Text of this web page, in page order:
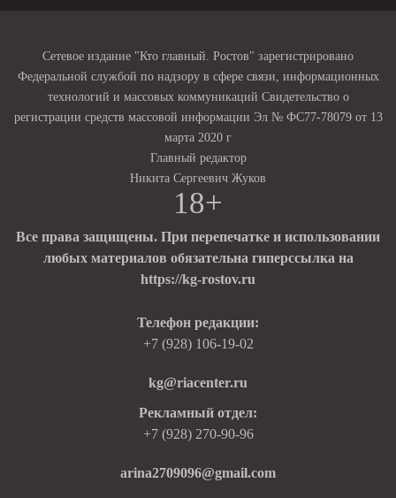
Сетевое издание "Кто главный. Ростов" зарегистрировано
Федеральной службой по надзору в сфере связи, информационных
технологий и массовых коммуникаций Свидетельство о
регистрации средств массовой информации Эл № ФС77-78079 от 13
марта 2020 г
Главный редактор
Никита Сергеевич Жуков
18+
Все права защищены. При перепечатке и использовании
любых материалов обязательна гиперссылка на
https://kg-rostov.ru
Телефон редакции:
+7 (928) 106-19-02
kg@riacenter.ru
Рекламный отдел:
+7 (928) 270-90-96
arina2709096@gmail.com